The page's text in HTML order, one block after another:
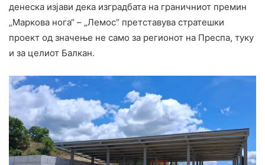
денеска изјави дека изградбата на граничниот премин
„Маркова нога“ – „Лемос“ претставува стратешки
проект од значење не само за регионот на Преспа, туку
и за целиот Балкан.